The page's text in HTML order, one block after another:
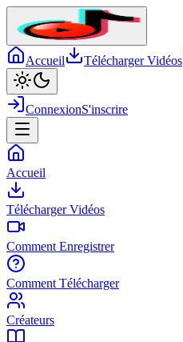
Accueil Télécharger Vidéos
ConnexionS'inscrire
Accueil
Télécharger Vidéos
Comment Enregistrer
Comment Télécharger
Créateurs